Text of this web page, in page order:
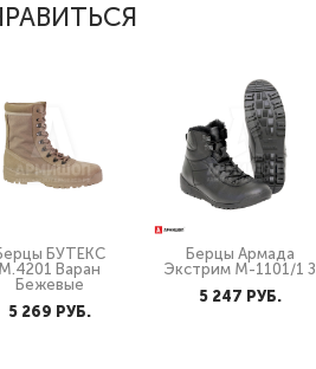
БУТЕКС
М.4201 Варан
Бежевые
5 269 PУБ.
Берцы Армада
Экстрим М-1101/1 З
5 247 PУБ.